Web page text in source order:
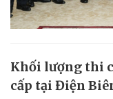
Khối lượng thi
cấp tại Điện